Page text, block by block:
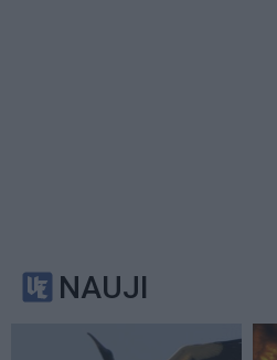
NAUJI